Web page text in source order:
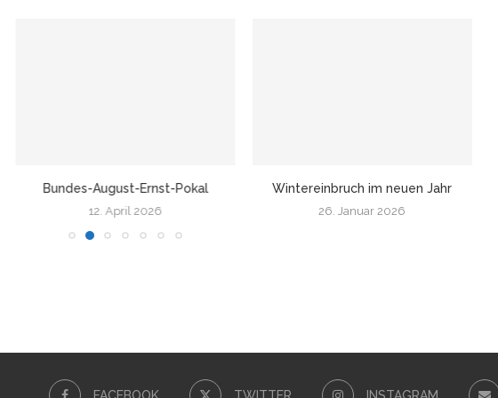
Bundes-August-Ernst-Pokal
12. April 2026
Wintereinbruch im neuen Jahr
26. Januar 2026